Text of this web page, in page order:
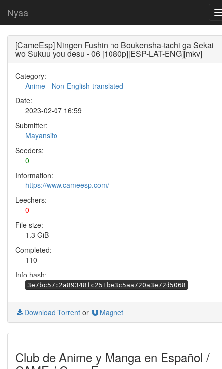
Nyaa
[CameEsp] Ningen Fushin no Boukensha-tachi ga Sekai
wo Sukuu you desu - 06 [1080p][ESP-LAT-ENG][mkv]
Category:
Anime - Non-English-translated
Date:
2023-02-07 16:59
Submitter:
Mayansito
Seeders:
0
Information:
https://www.cameesp.com/
Leechers:
0
File size:
1.3 GiB
Completed:
110
Info hash:
3e7bc57c2a89348fc251be3c5aa720a3e72d5068
Download Torrent or Magnet
Club de Anime y Manga en Español /